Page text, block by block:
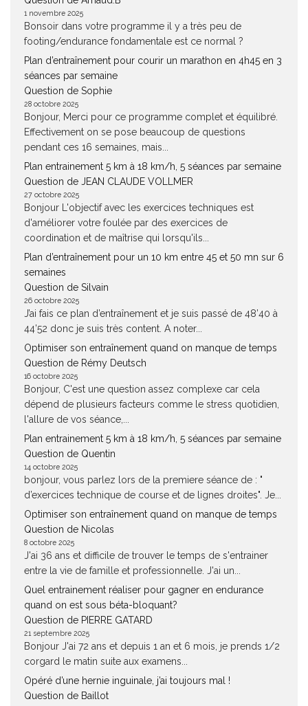
1 novembre 2025
Bonsoir dans votre programme il y a très peu de
footing/endurance fondamentale est ce normal ?
Plan d’entraînement pour courir un marathon en 4h45 en 3
séances par semaine
Question de Sophie
28 octobre 2025
Bonjour, Merci pour ce programme complet et équilibré.
Effectivement on se pose beaucoup de questions
pendant ces 16 semaines, mais...
Plan entrainement 5 km à 18 km/h, 5 séances par semaine
Question de JEAN CLAUDE VOLLMER
27 octobre 2025
Bonjour L'objectif avec les exercices techniques est
d'améliorer votre foulée par des exercices de
coordination et de maîtrise qui lorsqu'ils...
Plan d’entraînement pour un 10 km entre 45 et 50 mn sur 6
semaines
Question de Silvain
26 octobre 2025
J’ai fais ce plan d’entraînement et je suis passé de 48’40 à
44’52 donc je suis très content. A noter...
Optimiser son entraînement quand on manque de temps
Question de Rémy Deutsch
16 octobre 2025
Bonjour, C'est une question assez complexe car cela
dépend de plusieurs facteurs comme le stress quotidien,
l'allure de vos séance,...
Plan entrainement 5 km à 18 km/h, 5 séances par semaine
Question de Quentin
14 octobre 2025
bonjour, vous parlez lors de la premiere séance de : "
d’exercices technique de course et de lignes droites". Je...
Optimiser son entraînement quand on manque de temps
Question de Nicolas
8 octobre 2025
J'ai 36 ans et difficile de trouver le temps de s'entrainer
entre la vie de famille et professionnelle. J'ai un...
Quel entrainement réaliser pour gagner en endurance
quand on est sous béta-bloquant?
Question de PIERRE GATARD
21 septembre 2025
Bonjour J'ai 72 ans et depuis 1 an et 6 mois, je prends 1/2
corgard le matin suite aux examens...
Opéré d’une hernie inguinale, j’ai toujours mal !
Question de Baillot